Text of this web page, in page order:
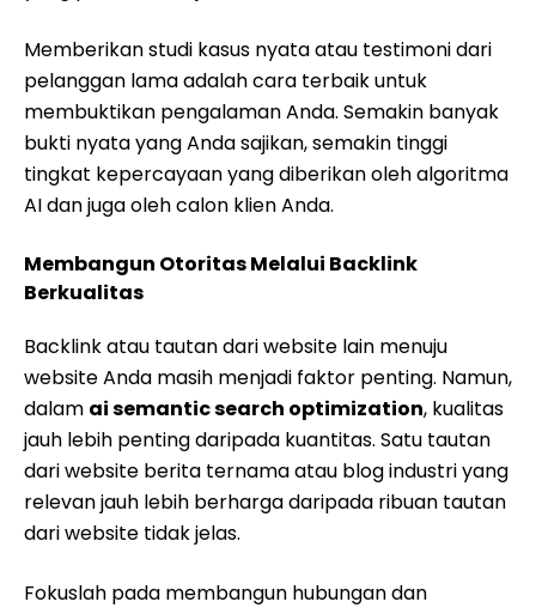
Memberikan studi kasus nyata atau testimoni dari
pelanggan lama adalah cara terbaik untuk
membuktikan pengalaman Anda. Semakin banyak
bukti nyata yang Anda sajikan, semakin tinggi
tingkat kepercayaan yang diberikan oleh algoritma
AI dan juga oleh calon klien Anda.
Membangun Otoritas Melalui Backlink
Berkualitas
Backlink atau tautan dari website lain menuju
website Anda masih menjadi faktor penting. Namun,
dalam ai semantic search optimization, kualitas
jauh lebih penting daripada kuantitas. Satu tautan
dari website berita ternama atau blog industri yang
relevan jauh lebih berharga daripada ribuan tautan
dari website tidak jelas.
Fokuslah pada membangun hubungan dan